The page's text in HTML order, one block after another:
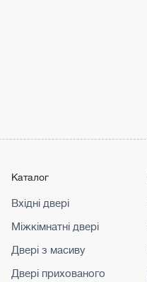
Каталог
Вхідні двері
Міжкімнатні двері
Двері з масиву
Двері прихованого